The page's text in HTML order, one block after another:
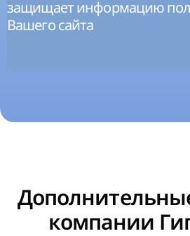
защищает информацию
Вашего сайта
компании